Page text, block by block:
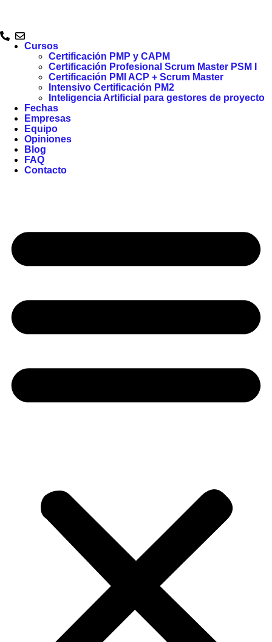
Cursos
Certificación PMP y CAPM
Certificación Profesional Scrum Master PSM I
Certificación PMI ACP + Scrum Master
Intensivo Certificación PM2
Inteligencia Artificial para gestores de proyecto
Fechas
Empresas
Equipo
Opiniones
Blog
FAQ
Contacto